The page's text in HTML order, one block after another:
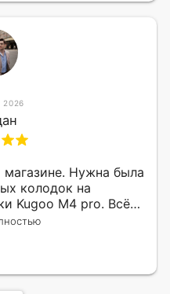
2026
Нужна была
колодок на
Kugoo M4 pro. Всё
и в максимально
этот сервис. Езжу